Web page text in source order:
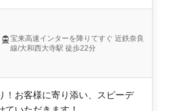
宝来高速インターを降りてすぐ 近鉄奈良
線/大和西大寺駅 徒歩22分
！お客様に寄り添い、スピーデ